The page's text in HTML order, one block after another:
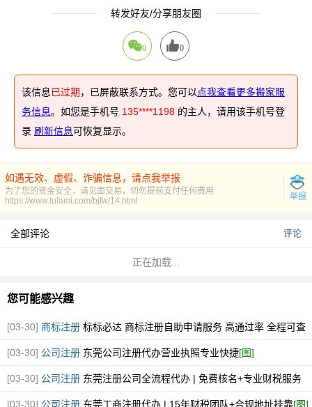
转发好友/分享朋友圈
0 0
该信息已过期 ，已屏蔽联系方式。您可以 点我查看更多搬家服
务信息。如您是手机号 135****1198 的主人，请用该手机号登
录 刷新信息可恢复显示。
如遇无效、虚假、诈骗信息，请点我举报
为了您的资金安全，请见面交易，切勿提前支付任何费用
举报
https://www.tulami.com/bjfw/14.html
全部评论 评论
正在加载...
您可能感兴趣
[03-30] 商标注册 标标必达 商标注册自助申请服务 高通过率 全程可查
企业品牌 [图]
[03-30] 公司注册 东莞公司注册代办营业执照专业快捷[图]
[03-30] 公司注册 东莞注册公司全流程代办 | 免费核名+专业财税服务
[图]
[03-30] 公司注册 东莞工商注册代办 | 15年财税团队+合规地址挂靠[图]